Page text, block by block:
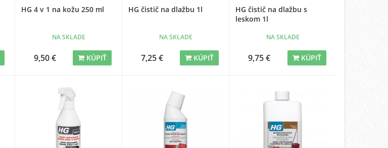
HG 4 v 1 na kožu 250 ml
NA SKLADE
9,50 € KÚPIŤ
HG čistič na dlažbu 1l
NA SKLADE
7,25 € KÚPIŤ
HG čistič na dlažbu s
leskom 1l
NA SKLADE
9,75 € KÚPIŤ